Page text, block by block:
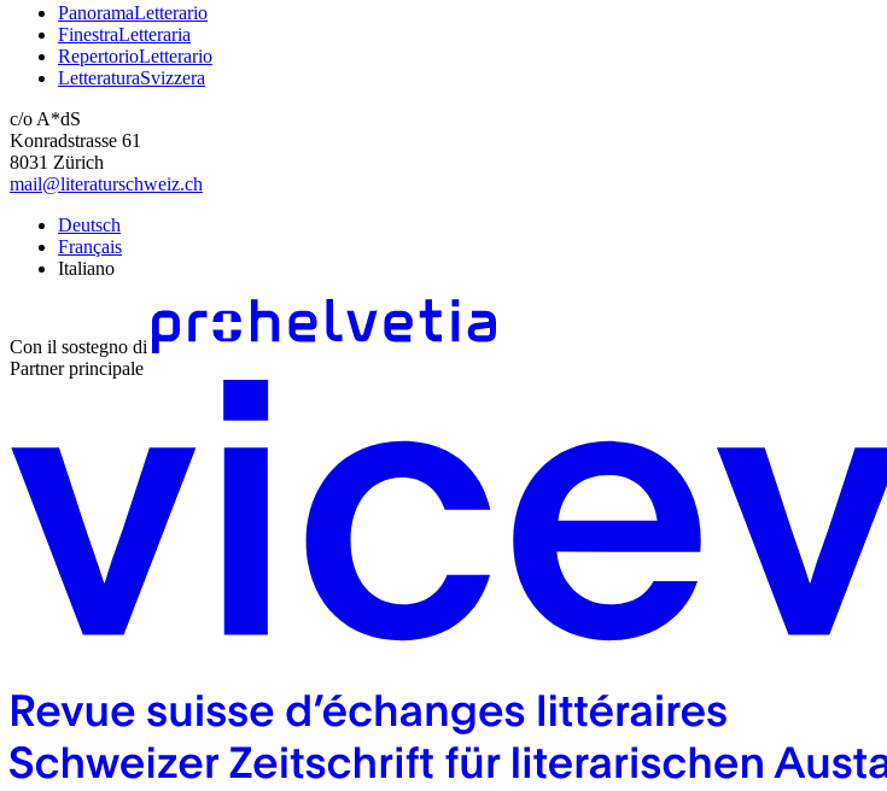
PanoramaLetterario
FinestraLetteraria
RepertorioLetterario
LetteraturaSvizzera
c/o A*dS
Konradstrasse 61
8031 Zürich
mail@literaturschweiz.ch
Deutsch
Français
Italiano
Con il sostegno di
Partner principale